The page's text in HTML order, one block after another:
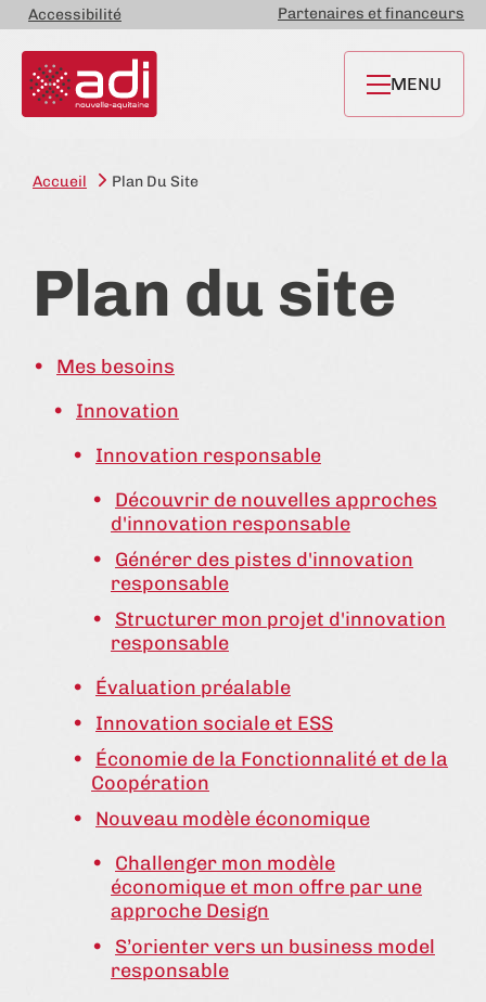
Accessibilité Partenaires et financeurs
MENU
Accueil Plan Du Site
Plan du site
Mes besoins
Innovation
Innovation responsable
Découvrir de nouvelles approches
d'innovation responsable
Générer des pistes d'innovation
responsable
Structurer mon projet d'innovation
responsable
Évaluation préalable
Innovation sociale et ESS
Économie de la Fonctionnalité et de la
Coopération
Nouveau modèle économique
Challenger mon modèle
économique et mon offre par une
approche Design
S’orienter vers un business model
responsable